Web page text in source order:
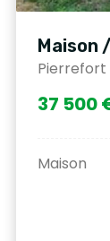
Maison
Pierrefort
37 500
Maison